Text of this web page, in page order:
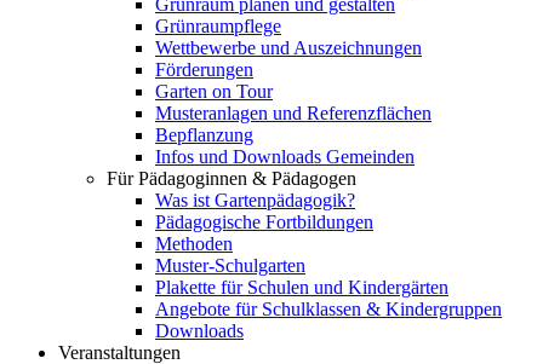
Grünraum planen und gestalten
Grünraumpflege
Wettbewerbe und Auszeichnungen
Förderungen
Garten on Tour
Musteranlagen und Referenzflächen
Bepflanzung
Infos und Downloads Gemeinden
Für Pädagoginnen & Pädagogen
Was ist Gartenpädagogik?
Pädagogische Fortbildungen
Methoden
Muster-Schulgarten
Plakette für Schulen und Kindergärten
Angebote für Schulklassen & Kindergruppen
Downloads
Veranstaltungen